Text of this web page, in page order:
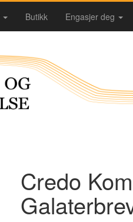
Butikk Engasjer deg
Credo